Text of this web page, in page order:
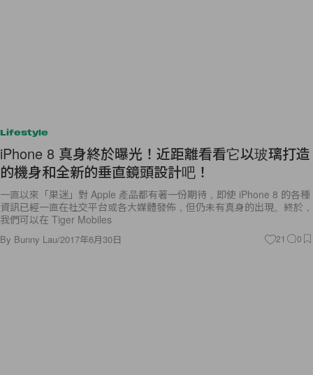
Lifestyle
iPhone 8 真身終於曝光！近距離看看它以玻璃打造
的機身和全新的垂直鏡頭設計吧！
一直以來「果迷」對 Apple 產品都有著一份期待，即使 iPhone 8 的各種
資訊已經一直在社交平台或各大媒體發佈，但仍未有真身的出現。終於，
我們可以在 Tiger Mobiles
By Bunny Lau/2017年6月30日 21 0